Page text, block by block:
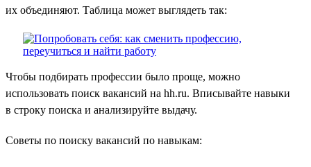
их объединяют. Таблица может выглядеть так:
Чтобы подбирать профессии было проще, можно
использовать поиск вакансий на hh.ru. Вписывайте навыки
в строку поиска и анализируйте выдачу.
Советы по поиску вакансий по навыкам: